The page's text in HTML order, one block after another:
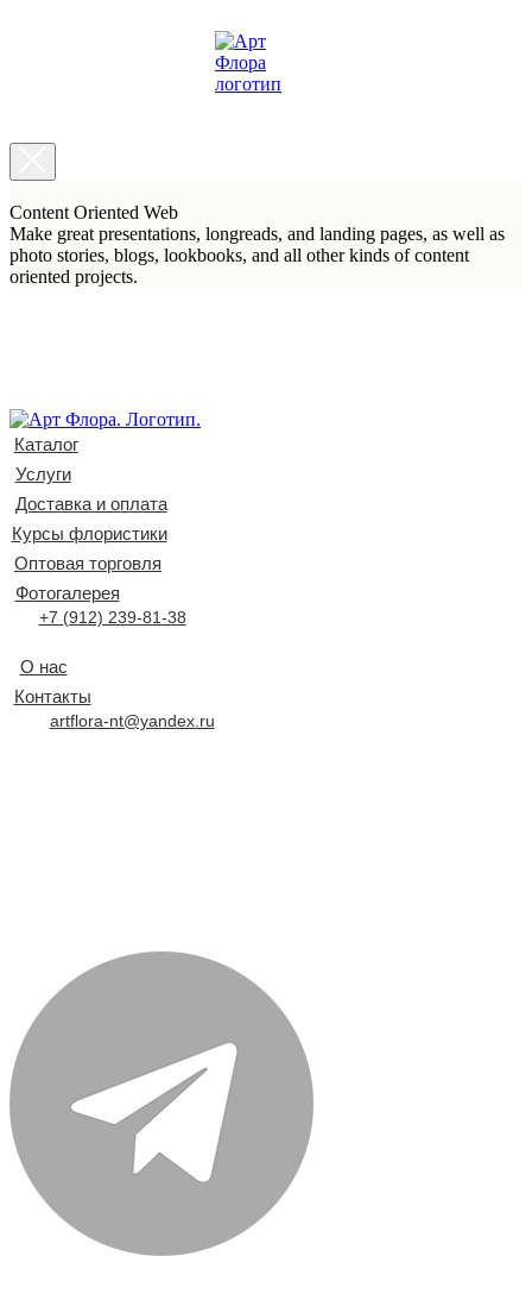
Каталог
Услуги
Доставка и оплата
Курсы флористики
Оптовая торговля
Фотогалерея
+7 (912) 239-81-38
О нас
Контакты
artflora-nt@yandex.ru
Content Oriented Web
Make great presentations, longreads, and landing pages, as well as
photo stories, blogs, lookbooks, and all other kinds of content
oriented projects.